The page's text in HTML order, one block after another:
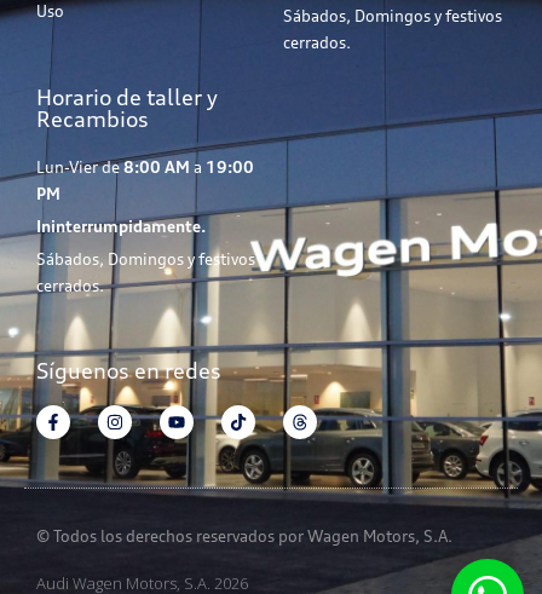
Uso
Sábados, Domingos y festivos
cerrados.
Horario de taller y
Recambios
Lun-Vier de8:00 AM a 19:00
PM
Ininterrumpidamente.
Sábados, Domingos y festivos
cerrados.
Síguenos en redes
© Todos los derechos reservados por Wagen Motors, S.A.
Audi Wagen Motors, S.A. 2026